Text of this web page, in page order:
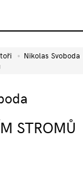
Nikolas Svoboda
STROMŮ